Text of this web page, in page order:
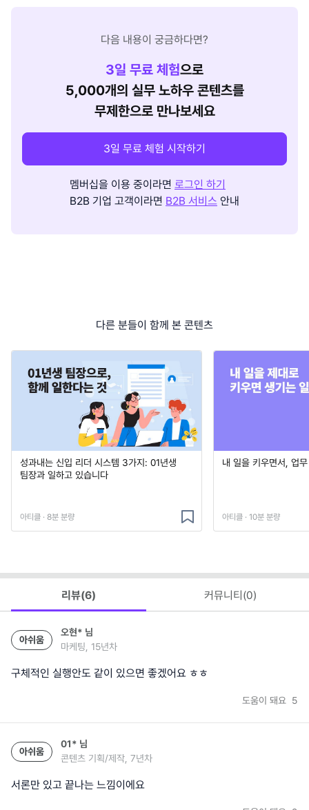
다음 내용이 궁금하다면?
3일 무료 체험으로
5,000개의 실무 노하우 콘텐츠를
무제한으로 만나보세요
3일 무료 체험 시작하기
멤버십을 이용 중이라면 로그인 하기
B2B 기업 고객이라면 B2B 서비스 안내
다른 분들이 함께 본 콘텐츠
성과내는 신입 리더 시스템 3가지: 01년생
팀장과 일하고 있습니다
아티클 · 8분 분량
내 일을 키우면서, 업
아티클 · 10분 분량
리뷰(6) 커뮤니티(0)
아쉬움
오현* 님
마케팅, 15년차
구체적인 실행안도 같이 있으면 좋겠어요 ㅎㅎ
도움이 돼요 5
아쉬움
01* 님
콘텐츠 기획/제작, 7년차
서론만 있고 끝나는 느낌이에요